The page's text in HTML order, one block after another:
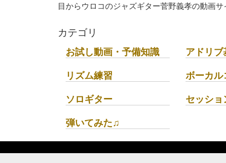
目からウロコのジャズギター菅野義孝の動画
カテゴリ
お試し動画・予備知識
アドリブ
リズム練習
ボーカル
ソロギター
セッショ
弾いてみた♫